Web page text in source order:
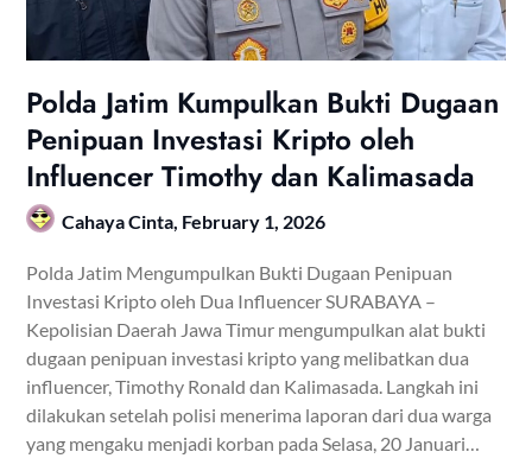
Polda Jatim Kumpulkan Bukti Dugaan
Penipuan Investasi Kripto oleh
Influencer Timothy dan Kalimasada
Cahaya Cinta, February 1, 2026
Polda Jatim Mengumpulkan Bukti Dugaan Penipuan
Investasi Kripto oleh Dua Influencer SURABAYA –
Kepolisian Daerah Jawa Timur mengumpulkan alat bukti
dugaan penipuan investasi kripto yang melibatkan dua
influencer, Timothy Ronald dan Kalimasada. Langkah ini
dilakukan setelah polisi menerima laporan dari dua warga
yang mengaku menjadi korban pada Selasa, 20 Januari…